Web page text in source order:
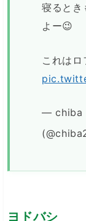
寝るとき
よー😉
これはロ
— chiba
ヨドバシ